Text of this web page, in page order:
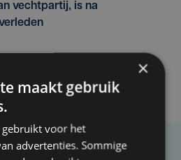
vechtpartij, is na
×
maakt gebruik
voor het
advertenties. Sommige